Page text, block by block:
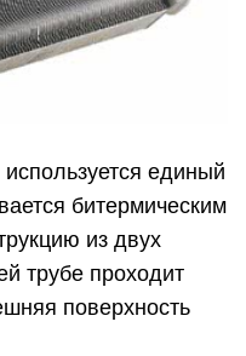
единый
битермическим
из двух
трубе проходит
поверхность